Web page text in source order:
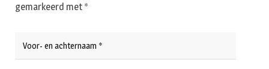
gemarkeerd met *